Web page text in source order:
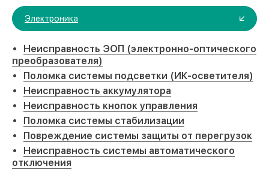
Электроника
Неисправность ЭОП (электронно-оптического
преобразователя)
Поломка системы подсветки (ИК-осветителя)
Неисправность аккумулятора
Неисправность кнопок управления
Поломка системы стабилизации
Повреждение системы защиты от перегрузок
Неисправность системы автоматического
отключения